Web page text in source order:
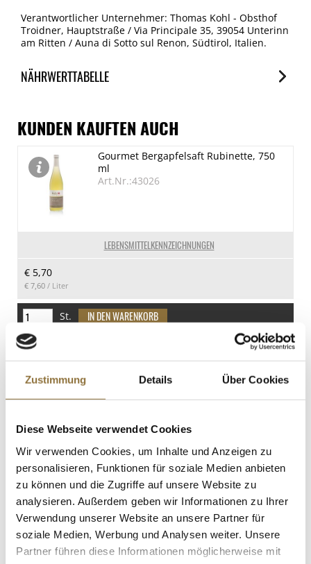
Zustimmung Details Über Cookies
Diese Webseite verwendet Cookies
Wir verwenden Cookies, um Inhalte und Anzeigen zu
personalisieren, Funktionen für soziale Medien anbieten
zu können und die Zugriffe auf unsere Website zu
analysieren. Außerdem geben wir Informationen zu Ihrer
Verwendung unserer Website an unsere Partner für
soziale Medien, Werbung und Analysen weiter. Unsere
Partner führen diese Informationen möglicherweise mit
Verantwortlicher Unternehmer: Thomas Kohl - Obsthof
Troidner, Hauptstraße / Via Principale 35, 39054 Unterinn
am Ritten / Auna di Sotto sul Renon, Südtirol, Italien.
NÄHRWERTTABELLE
je 100ml
Brennwert
191 kJ/45 kcal
Fett
0.04 g
davon gesättigte Fettsäuren
11.06 g
10.5 g
Eiweiß
0.07 g
Salz
KUNDEN KAUFTEN AUCH
LEBENSMITTELKENNZEICHNUNGEN
Gourmet Bergapfelsaft Rubinette, 750
ml
Art.Nr.:43026
€ 5,70
€ 7,60 / Liter
St.
Kohl Cuvée Bergapfelsaft + Birne,
200ml, 200 ml
Art.Nr.:43029
€ 2,60
€ 13,00/ Liter
St.
van Nahmen - Aroniabeerensaft, 100%